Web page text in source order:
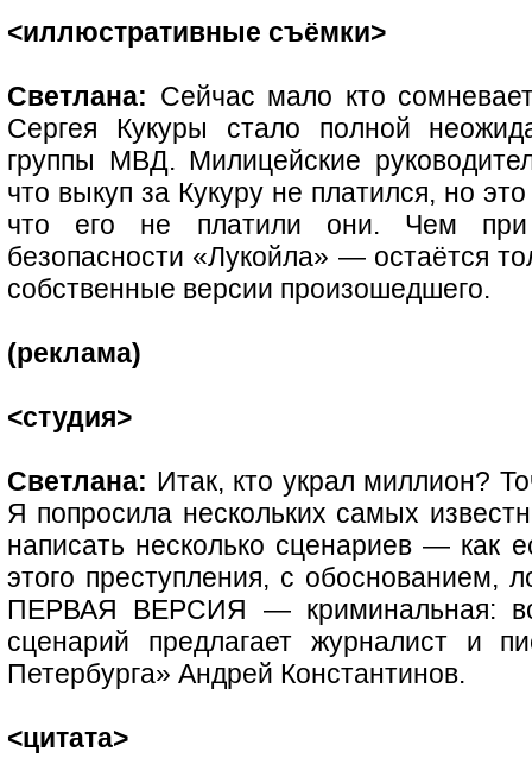
<иллюстративные съёмки>
Светлана: Сейчас мало кто
Сергея Кукуры стало полной
группы МВД. Милицейские
что выкуп за Кукуру не платился, но
что его не платили они. Чем при
безопасности «Лукойла» — остаётся
собственные версии произошедшего.
(реклама)
<студия>
Светлана: Итак, кто украл миллион?
Я попросила нескольких самых
написать несколько сценариев — как
этого преступления, с обоснованием,
ПЕРВАЯ ВЕРСИЯ — криминальная:
сценарий предлагает журналист и
Петербурга» Андрей Константинов.
<цитата>